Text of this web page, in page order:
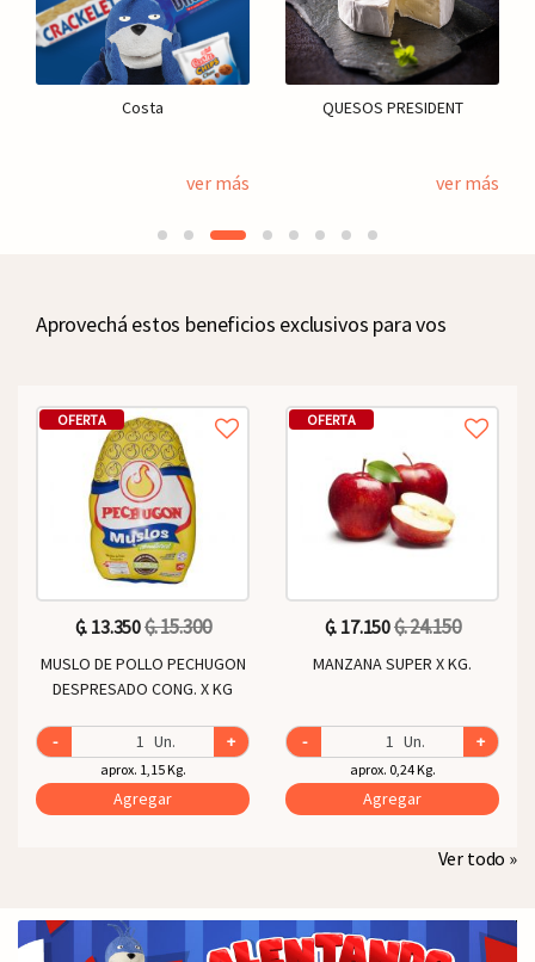
Costa
ver más
QUESOS PRESIDENT
ver más
Aprovechá estos beneficios exclusivos para vos
OFERTA
₲. 13.350₲. 15.300
MUSLO DE POLLO PECHUGON
DESPRESADO CONG. X KG
- Un. +
aprox. 1,15 Kg.
Agregar
OFERTA
₲. 17.150₲. 24.150
MANZANA SUPER X KG.
- Un. +
aprox. 0,24 Kg.
Agregar
Ver todo »